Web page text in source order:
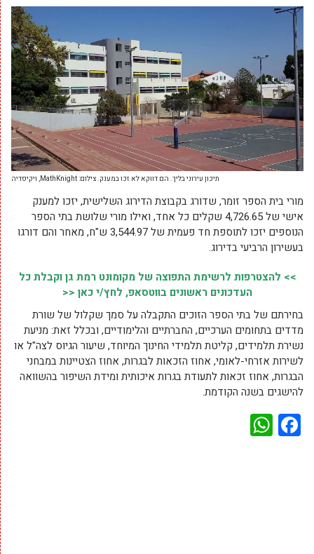
תיכון עירוני בליך. הם דווקא לא זכו במענק. צילום: MathKnight, ויקיפדיה
מורי בית הספר זומר, שדורג בקבוצת הדירוג השלישית, יזכו למענק
אישי של 4,726.65 שקלים כל אחד, ואילו מורי שלושת בתי הספר
הנוספים יזכו לתוספת חד פעמית של 3,544.97 ש"ח, מאחר והם דורגו
בעשירון הרביעי בדירוג.
>> להצטרפות לרשימת התפוצה של מקומונט רמת גן וקבלת כל
העדכונים ראשונים בווטסאפ, לחץ/י כאן <<
בחירתם של בתי הספר הזוכים התקבלה על סמך שקלול של שורת
מדדים בתחומים הערכיים, החברתיים והלימודיים, ובכלל זאת: מניעת
נשירת תלמידים, קליטת תלמידי החינוך המיוחד, שיעור הגיוס לצה"ל או
לשירות אזרחי-לאומי, אחוז הזכאות לבגרות, אחוז הצטיינות במבחני
הבגרות, אחוז זכאות לתעודת בגרות איכותית ומידת השיפור בהשוואה
להישגים בשנה הקודמת.
Facebook